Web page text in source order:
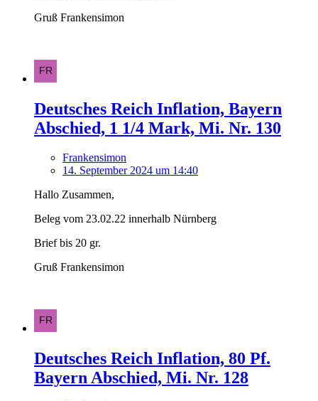
Gruß Frankensimon
Deutsches Reich Inflation, Bayern
Abschied, 1 1/4 Mark, Mi. Nr. 130
Frankensimon
14. September 2024 um 14:40
Hallo Zusammen,
Beleg vom 23.02.22 innerhalb Nürnberg
Brief bis 20 gr.
Gruß Frankensimon
Deutsches Reich Inflation, 80 Pf.
Bayern Abschied, Mi. Nr. 128